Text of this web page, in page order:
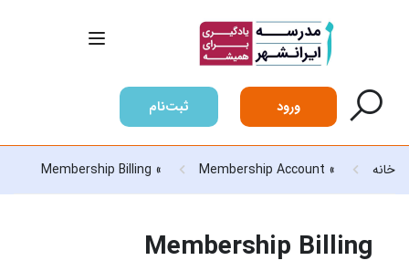
ورود ثبت‌نام
خانه »
Membership Account
»
Membership Billing
Membership Billing